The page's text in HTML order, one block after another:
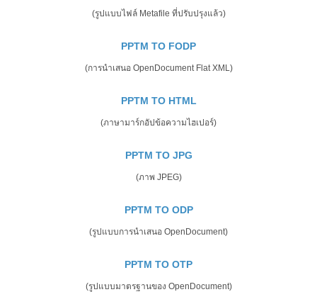
(รูปแบบไฟล์ Metafile ที่ปรับปรุงแล้ว)
PPTM TO FODP
(การนำเสนอ OpenDocument Flat XML)
PPTM TO HTML
(ภาษามาร์กอัปข้อความไฮเปอร์)
PPTM TO JPG
(ภาพ JPEG)
PPTM TO ODP
(รูปแบบการนำเสนอ OpenDocument)
PPTM TO OTP
(รูปแบบมาตรฐานของ OpenDocument)